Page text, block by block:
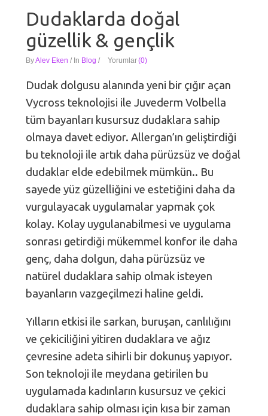
Dudaklarda doğal
güzellik & gençlik
ByAlev Eken / In Blog / Yorumlar(0)
Dudak dolgusu alanında yeni bir çığır açan
Vycross teknolojisi ile Juvederm Volbella
tüm bayanları kusursuz dudaklara sahip
olmaya davet ediyor. Allergan’ın geliştirdiği
bu teknoloji ile artık daha pürüzsüz ve doğal
dudaklar elde edebilmek mümkün.. Bu
sayede yüz güzelliğini ve estetiğini daha da
vurgulayacak uygulamalar yapmak çok
kolay. Kolay uygulanabilmesi ve uygulama
sonrası getirdiği mükemmel konfor ile daha
genç, daha dolgun, daha pürüzsüz ve
natürel dudaklara sahip olmak isteyen
bayanların vazgeçilmezi haline geldi.
Yılların etkisi ile sarkan, buruşan, canlılığını
ve çekiciliğini yitiren dudaklara ve ağız
çevresine adeta sihirli bir dokunuş yapıyor.
Son teknoloji ile meydana getirilen bu
uygulamada kadınların kusursuz ve çekici
dudaklara sahip olması için kısa bir zaman